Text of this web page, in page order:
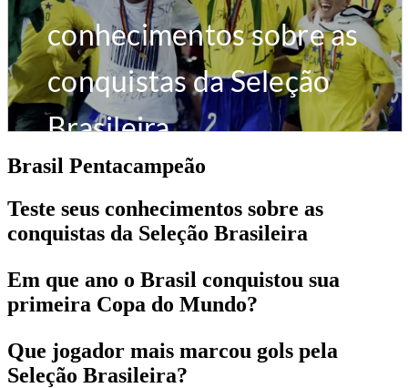
Brasil Pentacampeão
Teste seus conhecimentos sobre as
conquistas da Seleção Brasileira
Em que ano o Brasil conquistou sua
primeira Copa do Mundo?
Que jogador mais marcou gols pela
Seleção Brasileira?